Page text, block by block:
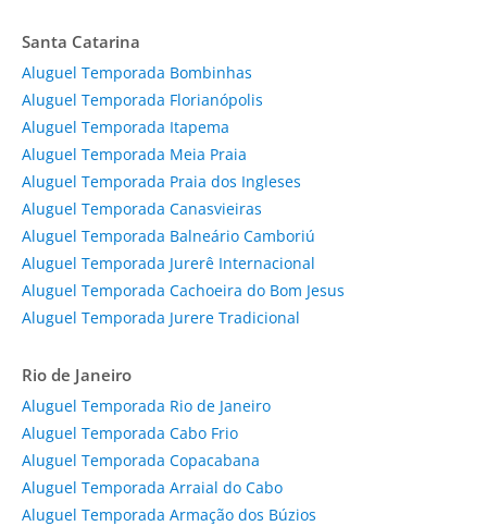
Santa Catarina
Aluguel Temporada Bombinhas
Aluguel Temporada Florianópolis
Aluguel Temporada Itapema
Aluguel Temporada Meia Praia
Aluguel Temporada Praia dos Ingleses
Aluguel Temporada Canasvieiras
Aluguel Temporada Balneário Camboriú
Aluguel Temporada Jurerê Internacional
Aluguel Temporada Cachoeira do Bom Jesus
Aluguel Temporada Jurere Tradicional
Rio de Janeiro
Aluguel Temporada Rio de Janeiro
Aluguel Temporada Cabo Frio
Aluguel Temporada Copacabana
Aluguel Temporada Arraial do Cabo
Aluguel Temporada Armação dos Búzios